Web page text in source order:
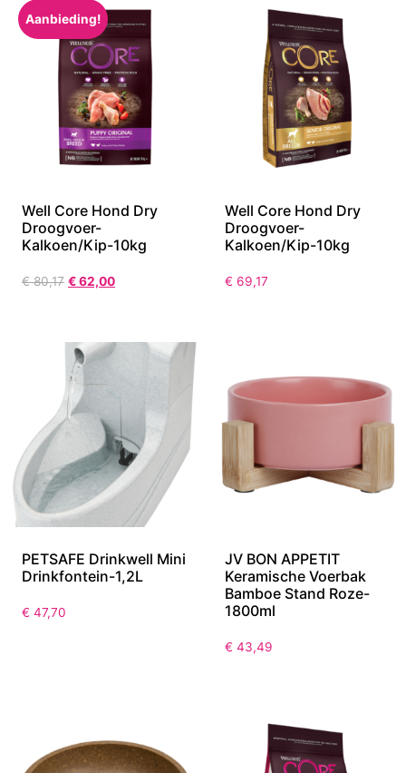
Aanbieding!
Well Core Hond Dry
Droogvoer-
Kalkoen/Kip-10kg
€80,17 €62,00
Well Core Hond Dry
Droogvoer-
Kalkoen/Kip-10kg
€ 69,17
PETSAFE Drinkwell Mini
Drinkfontein-1,2L
€ 47,70
JV BON APPETIT
Keramische Voerbak
Bamboe Stand Roze-
1800ml
€ 43,49